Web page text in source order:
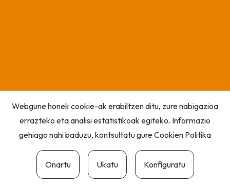
Webgune honek cookie-ak erabiltzen ditu, zure nabigazioa
errazteko eta analisi estatistikoak egiteko. Informazio
gehiago nahi baduzu, kontsultatu gureCookien Politika
Onartu Ukatu Konfiguratu